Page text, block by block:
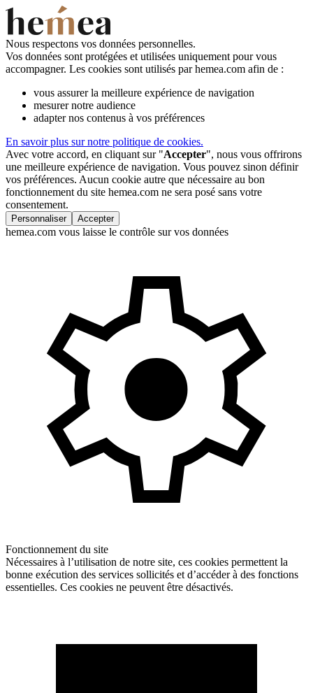
Nous respectons vos données personnelles.
Vos données sont protégées et utilisées uniquement pour vous
accompagner. Les cookies sont utilisés par hemea.com afin de :
vous assurer la meilleure expérience de navigation
mesurer notre audience
adapter nos contenus à vos préférences
En savoir plus sur notre politique de cookies.
Avec votre accord, en cliquant sur "Accepter", nous vous offrirons
une meilleure expérience de navigation. Vous pouvez sinon définir
vos préférences. Aucun cookie autre que nécessaire au bon
fonctionnement du site hemea.com ne sera posé sans votre
consentement.
Personnaliser Accepter
hemea.com vous laisse le contrôle sur vos données
Fonctionnement du site
Nécessaires à l’utilisation de notre site, ces cookies permettent la
bonne exécution des services sollicités et d’accéder à des fonctions
essentielles. Ces cookies ne peuvent être désactivés.